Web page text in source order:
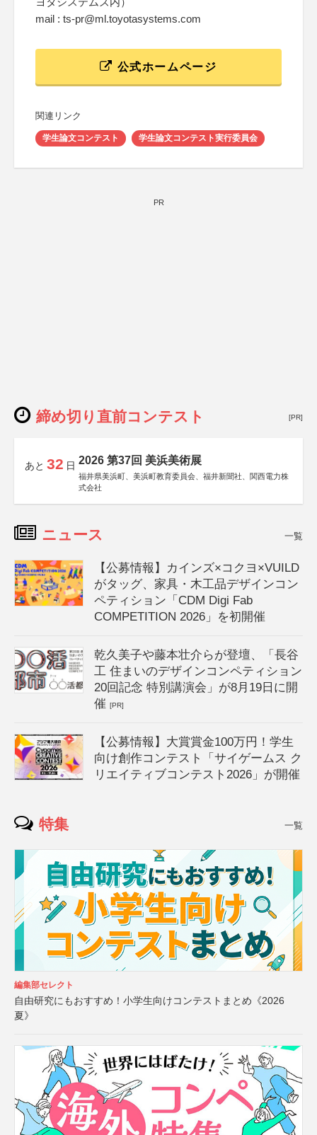
mail : ts-pr@ml.toyotasystems.com
公式ホームページ
関連リンク
学生論文コンテスト 学生論文コンテスト実行委員会
PR
締め切り直前コンテスト [PR]
あと 32 日 2026 第37回 美浜美術展
福井県美浜町、美浜町教育委員会、福井新聞社、関西電力株
式会社
ニュース 一覧
【公募情報】カインズ×コクヨ×VUILD
がタッグ、家具・木工品デザインコン
ペティション「CDM Digi Fab
COMPETITION 2026」を初開催
乾久美子や藤本壮介らが登壇、「長谷
工 住まいのデザインコンペティション
20回記念 特別講演会」が8月19日に開
催[PR]
【公募情報】大賞賞金100万円！学生
向け創作コンテスト「サイゲームス ク
リエイティブコンテスト2026」が開催
特集 一覧
編集部セレクト
自由研究にもおすすめ！小学生向けコンテストまとめ《2026
夏》